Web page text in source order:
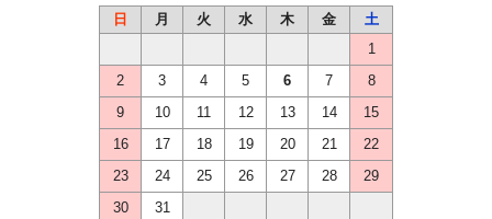
日
月 火 水 木 金
土
1
2
3 4 5 6 7
8
9
10 11 12 13 14
15
16
17 18 19 20 21
22
23
24 25 26 27 28
29
30
31